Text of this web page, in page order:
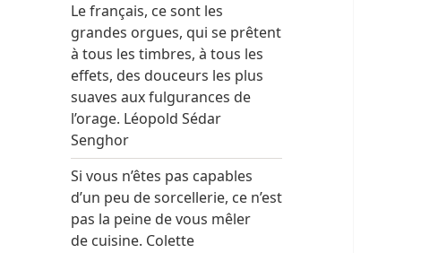
Le français, ce sont les
grandes orgues, qui se prêtent
à tous les timbres, à tous les
effets, des douceurs les plus
suaves aux fulgurances de
l’orage. Léopold Sédar
Senghor
Si vous n’êtes pas capables
d’un peu de sorcellerie, ce n’est
pas la peine de vous mêler
de cuisine. Colette